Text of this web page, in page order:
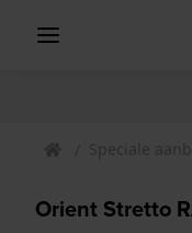
Speciale
Orient Stretto